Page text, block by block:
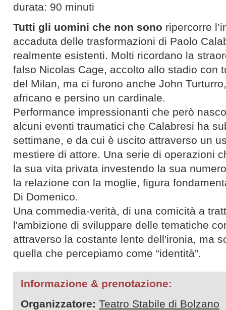
durata: 90 minuti
Tutti gli uomini che non sono ripercorre
accaduta delle trasformazioni di Paolo
realmente esistenti. Molti ricordano la
falso Nicolas Cage, accolto allo stadio con
del Milan, ma ci furono anche John
africano e persino un cardinale.
Performance impressionanti che però
alcuni eventi traumatici che Calabresi ha
settimane, e da cui è uscito attraverso un
mestiere di attore. Una serie di operazioni
la sua vita privata investendo la sua
la relazione con la moglie, figura
Di Domenico.
Una commedia-verità, di una comicità a
l'ambizione di sviluppare delle tematiche
attraverso la costante lente dell'ironia, ma
quella che percepiamo come “identità”.
Informazione & prenotazione:
Organizzatore: Teatro Stabile di Bolzano